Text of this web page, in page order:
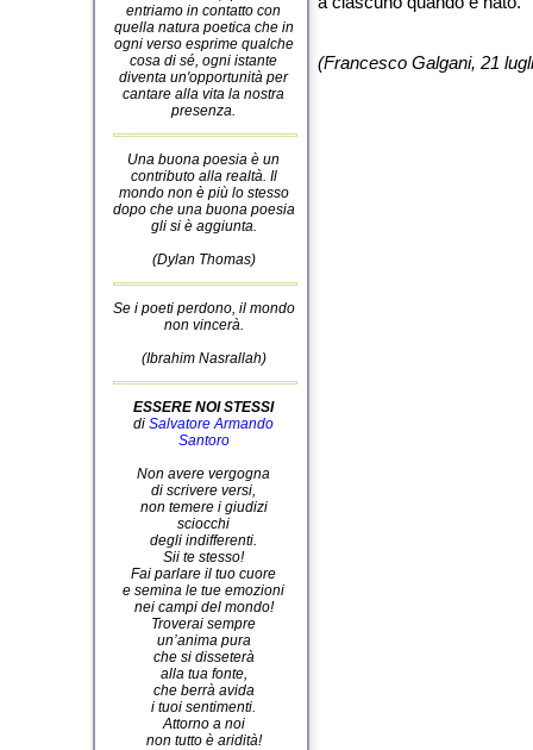
entriamo in contatto con
quella natura poetica che in
ogni verso esprime qualche
cosa di sé, ogni istante
diventa un'opportunità per
cantare alla vita la nostra
presenza.
Una buona poesia è un
contributo alla realtà. Il
mondo non è più lo stesso
dopo che una buona poesia
gli si è aggiunta.
(Dylan Thomas)
Se i poeti perdono, il mondo
non vincerà.
(Ibrahim Nasrallah)
ESSERE NOI STESSI
di Salvatore Armando
Santoro
Non avere vergogna
di scrivere versi,
non temere i giudizi
sciocchi
degli indifferenti.
Sii te stesso!
Fai parlare il tuo cuore
e semina le tue emozioni
nei campi del mondo!
Troverai sempre
un’anima pura
che si disseterà
alla tua fonte,
che berrà avida
i tuoi sentimenti.
Attorno a noi
non tutto è aridità!
(Francesco Galgani, 21